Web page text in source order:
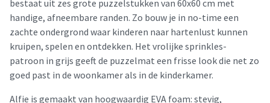
bestaat uit zes grote puzzelstukken van 60x60 cm met
handige, afneembare randen. Zo bouw je in no-time een
zachte ondergrond waar kinderen naar hartenlust kunnen
kruipen, spelen en ontdekken. Het vrolijke sprinkles-
patroon in grijs geeft de puzzelmat een frisse look die net zo
goed past in de woonkamer als in de kinderkamer.
Alfie is gemaakt van hoogwaardig EVA foam: stevig,